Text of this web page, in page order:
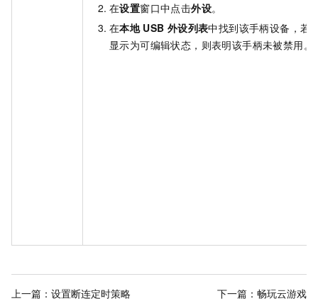
在设置窗口中点击外设。
在本地 USB 外设列表中找到该手柄设备，若
显示为可编辑状态，则表明该手柄未被禁用。
上一篇： 设置断连定时策略 下一篇： 畅玩云游戏